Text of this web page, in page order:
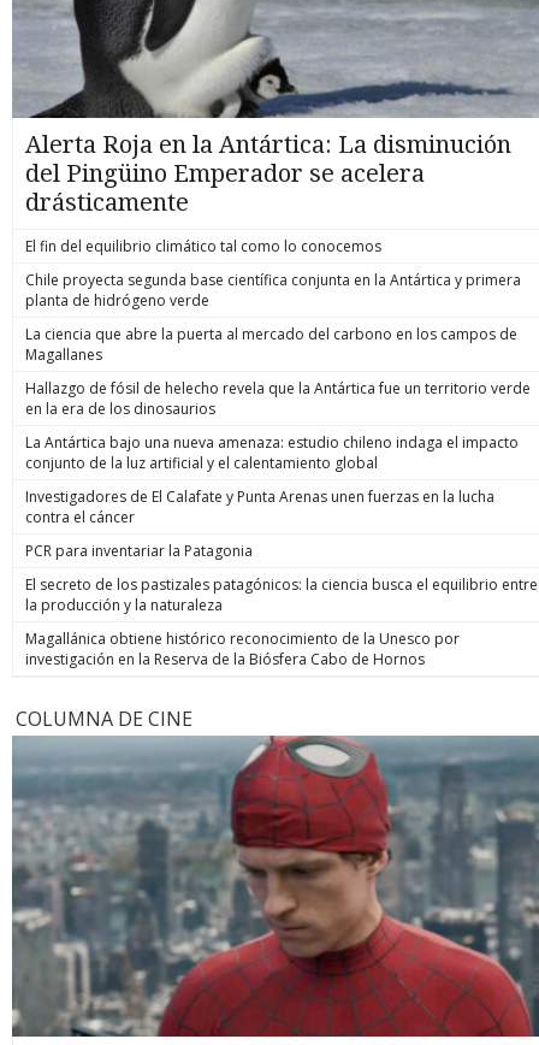
Alerta Roja en la Antártica: La disminución
del Pingüino Emperador se acelera
drásticamente
El fin del equilibrio climático tal como lo conocemos
Chile proyecta segunda base científica conjunta en la Antártica y primera
planta de hidrógeno verde
La ciencia que abre la puerta al mercado del carbono en los campos de
Magallanes
Hallazgo de fósil de helecho revela que la Antártica fue un territorio verde
en la era de los dinosaurios
La Antártica bajo una nueva amenaza: estudio chileno indaga el impacto
conjunto de la luz artificial y el calentamiento global
Investigadores de El Calafate y Punta Arenas unen fuerzas en la lucha
contra el cáncer
PCR para inventariar la Patagonia
El secreto de los pastizales patagónicos: la ciencia busca el equilibrio entre
la producción y la naturaleza
Magallánica obtiene histórico reconocimiento de la Unesco por
investigación en la Reserva de la Biósfera Cabo de Hornos
COLUMNA DE CINE